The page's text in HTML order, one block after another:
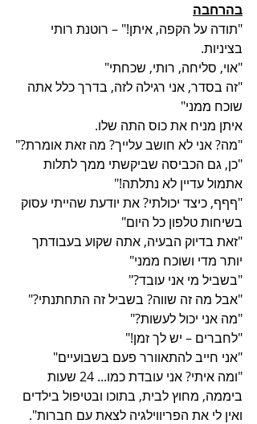
בהרחבה
"תודה על הקפה, איתן!" – רוטנת רותי
בציניות.
"אוי, סליחה, רותי, שכחתי"
"זה בסדר, אני רגילה לזה, בדרך כלל אתה
שוכח ממני"
איתן מניח את כוס התה שלו.
"מה? אני לא חושב עלייך? מה זאת אומרת?"
"כן, גם הכביסה שביקשתי ממך לתלות
אתמול עדיין לא נתלתה!"
"ףףף, כיצד יכולתי? את יודעת שהייתי עסוק
בשיחות טלפון כל היום"
"זאת בדיוק הבעיה, אתה שקוע בעבודתך
יותר מדי ושוכח ממני"
"בשביל מי אני עובד?"
"אבל מה זה שווה? בשביל זה התחתנתי?"
"מה אני יכול לעשות?"
"לחברים – יש לך זמן!"
"אני חייב להתאוורר פעם בשבועיים"
"ומה איתי? אני עובדת כמו... 24 שעות
ביממה, מחוץ לבית, בתוכו ובטיפול בילדים
ואין לי את הפריווילגיה לצאת עם חברות".